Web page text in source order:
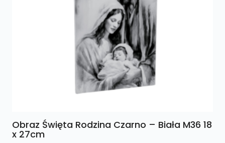
Obraz Święta Rodzina Czarno – Biała M36 18
x 27cm